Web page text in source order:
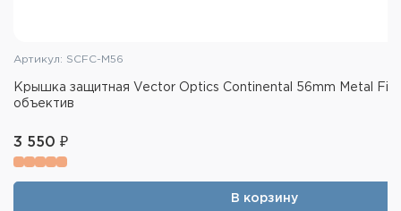
Артикул: SCFC-M56
Крышка защитная Vector Optics Continental 56mm Metal
объектив
3 550 ₽
В корзину